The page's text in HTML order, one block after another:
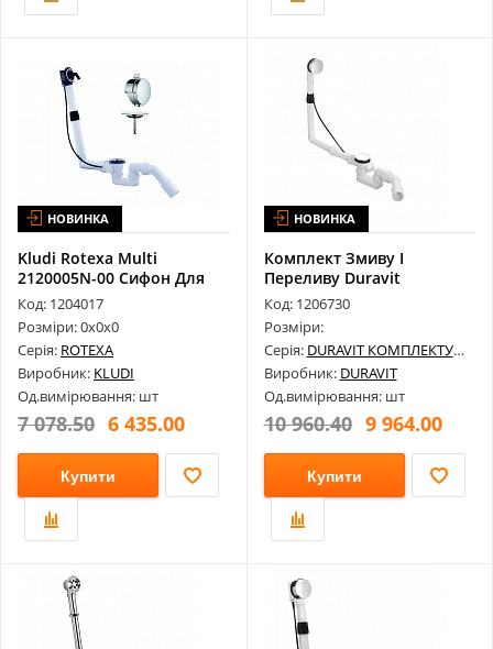
НОВИНКА
Kludi Rotexa Multi
2120005N-00 Сифон Для
Ванни З Нап...
Код: 1204017
Розміри: 0х0х0
Серія: ROTEXA
Виробник: KLUDI
Од.вимірювання: шт
7 078.50 6 435.00
Купити
НОВИНКА
Комплект Змиву І
Переливу Duravit
790285000001000
Код: 1206730
Розміри:
Серія: DURAVIT КОМПЛЕКТУЮЧІ
Виробник: DURAVIT
Од.вимірювання: шт
10 960.40 9 964.00
Купити